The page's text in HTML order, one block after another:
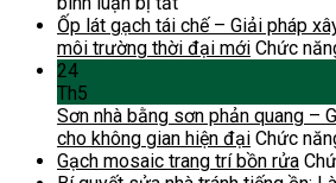
cần
biết
sửa
buộc
phải
sửa
nhà
bộ
tạo
nhà?
tiết
kiệm
phí
và
thời
gian
nhà
cũ
tận
gốc
Vật
liệu
chống
cháy
2025
Ốp lát gạch tái chế – Giải pháp
môi trường thời đại mới Chức
24
Th5
Sơn nhà bằng sơn phản quang –
cho không gian hiện đại Chức
Gạch mosaic trang trí bồn rửa